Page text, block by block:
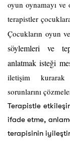
oyun oynamayı ve
terapistler
Çocukların oyun
söylemleri ve
anlatmak isteği
iletişim kurarak
sorunlarını
Terapistle
ifade etme,
terapisinin